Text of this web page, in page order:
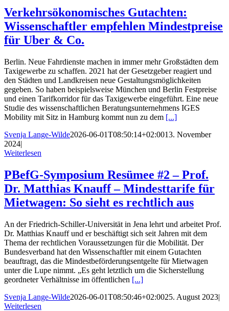
Verkehrsökonomisches Gutachten:
Wissenschaftler empfehlen Mindestpreise
für Uber & Co.
Berlin. Neue Fahrdienste machen in immer mehr Großstädten dem
Taxigewerbe zu schaffen. 2021 hat der Gesetzgeber reagiert und
den Städten und Landkreisen neue Gestaltungsmöglichkeiten
gegeben. So haben beispielsweise München und Berlin Festpreise
und einen Tarifkorridor für das Taxigewerbe eingeführt. Eine neue
Studie des wissenschaftlichen Beratungsunternehmens IGES
Mobility mit Sitz in Hamburg kommt nun zu dem [...]
Svenja Lange-Wilde2026-06-01T08:50:14+02:0013. November
2024|
Weiterlesen
PBefG-Symposium Resümee #2 – Prof.
Dr. Matthias Knauff – Mindesttarife für
Mietwagen: So sieht es rechtlich aus
An der Friedrich-Schiller-Universität in Jena lehrt und arbeitet Prof.
Dr. Matthias Knauff und er beschäftigt sich seit Jahren mit dem
Thema der rechtlichen Voraussetzungen für die Mobilität. Der
Bundesverband hat den Wissenschaftler mit einem Gutachten
beauftragt, das die Mindestbeförderungsentgelte für Mietwagen
unter die Lupe nimmt. „Es geht letztlich um die Sicherstellung
geordneter Verhältnisse im öffentlichen [...]
Svenja Lange-Wilde2026-06-01T08:50:46+02:0025. August 2023|
Weiterlesen